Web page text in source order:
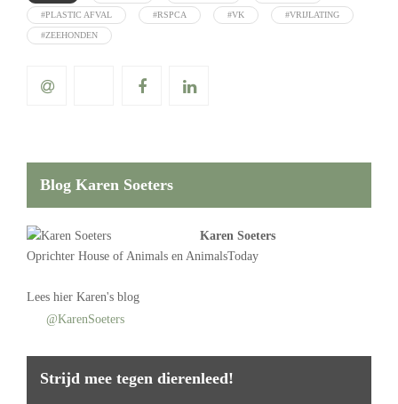
#PLASTIC AFVAL #RSPCA #VK #VRIJLATING
#ZEEHONDEN
Blog Karen Soeters
Karen Soeters
Oprichter House of Animals en AnimalsToday
Lees hier Karen's blog
@KarenSoeters
Strijd mee tegen dierenleed!